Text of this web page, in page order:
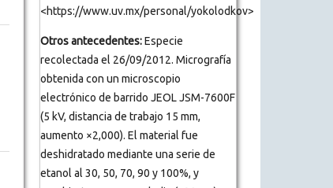
<https://www.uv.mx/personal/yokolodkov>
Otros antecedentes:Especie
recolectada el 26/09/2012. Micrografía
obtenida con un microscopio
electrónico de barrido JEOL JSM-7600F
(5 kV, distancia de trabajo 15 mm,
aumento ×2,000). El material fue
deshidratado mediante una serie de
etanol al 30, 50, 70, 90 y 100%, y